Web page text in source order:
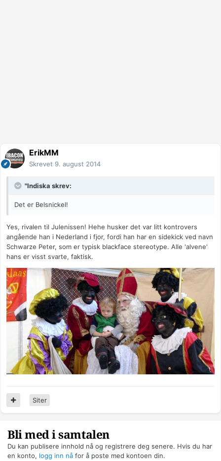
ErikMM
Skrevet 9. august 2014
"Indiska skrev:
Det er Belsnickel!
Yes, rivalen til Julenissen! Hehe husker det var litt kontrovers
angående han i Nederland i fjor, fordi han har en sidekick ved navn
Schwarze Peter, som er typisk blackface stereotype. Alle 'alvene'
hans er visst svarte, faktisk.
Siter
Bli med i samtalen
Du kan publisere innhold nå og registrere deg senere. Hvis du har
en konto, logg inn nå for å poste med kontoen din.